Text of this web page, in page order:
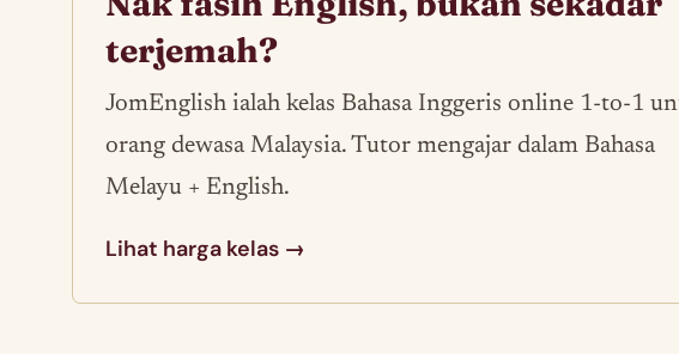
terjemah?
JomEnglish ialah kelas Bahasa Inggeris online 1-to-1
orang dewasa Malaysia. Tutor mengajar dalam Bahasa
Melayu + English.
Lihat harga kelas →